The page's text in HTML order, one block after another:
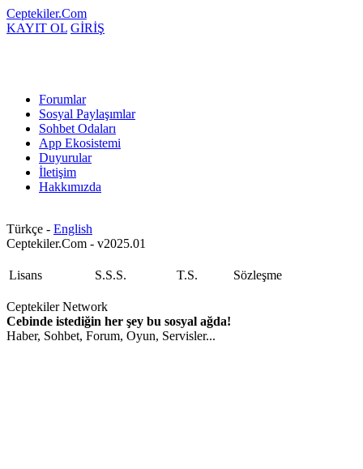
Ceptekiler.Com
KAYIT OL GİRİŞ
Forumlar
Sosyal Paylaşımlar
Sohbet Odaları
App Ekosistemi
Duyurular
İletişim
Hakkımızda
Türkçe - English
Ceptekiler.Com - v2025.01
Lisans S.S.S. T.S. Sözleşme
Ceptekiler Network
Cebinde istediğin her şey bu sosyal ağda!
Haber, Sohbet, Forum, Oyun, Servisler...